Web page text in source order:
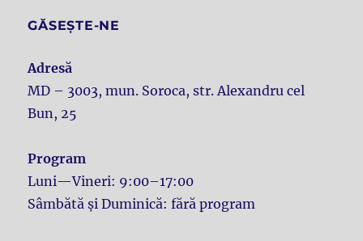
GĂSEȘTE-NE
Adresă
MD – 3003, mun. Soroca, str. Alexandru cel
Bun, 25
Program
Luni—Vineri: 9:00–17:00
Sâmbătă și Duminică: fără program